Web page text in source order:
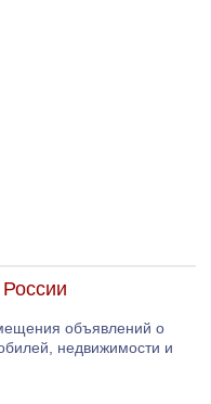
объявлений о
недвижимости и